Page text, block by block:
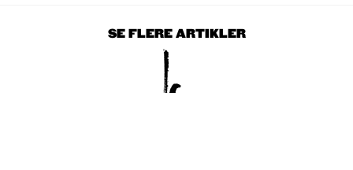
SE FLERE ARTIKLER